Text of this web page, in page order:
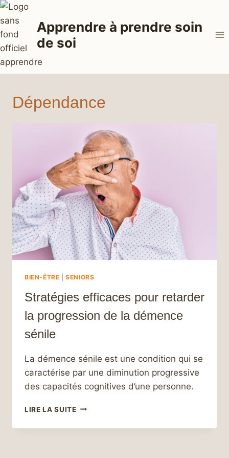
Aller
au
contenu
Apprendre à prendre soin
de soi
Dépendance
BIEN-ÊTRE |SENIORS
Stratégies efficaces pour retarder
la progression de la démence
sénile
La démence sénile est une condition qui se
caractérise par une diminution progressive
des capacités cognitives d’une personne.
LIRE LA SUITESTRATÉGIES
POUR